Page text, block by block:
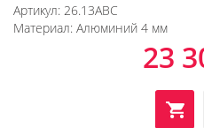
Артикул: 26.13ABC
Материал: Алюминий 4 мм
23